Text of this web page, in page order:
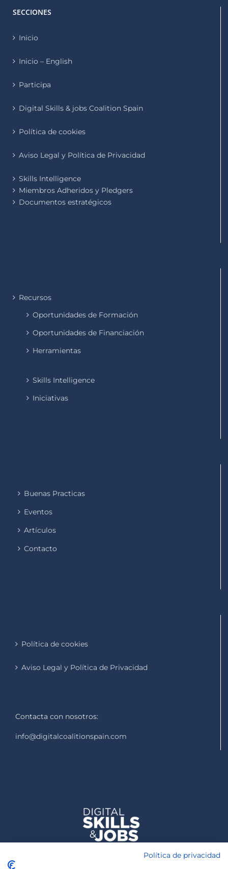
SECCIONES
Inicio
Inicio – English
Participa
Digital Skills & jobs Coalition Spain
Política de cookies
Aviso Legal y Política de Privacidad
Skills Intelligence
Miembros Adheridos y Pledgers
Documentos estratégicos
Recursos
Oportunidades de Formación
Oportunidades de Financiación
Herramientas
Skills Intelligence
Iniciativas
Buenas Practicas
Eventos
Artículos
Contacto
Política de cookies
Aviso Legal y Política de Privacidad
Contacta con nosotros:
info@digitalcoalitionspain.com
Política de privacidad